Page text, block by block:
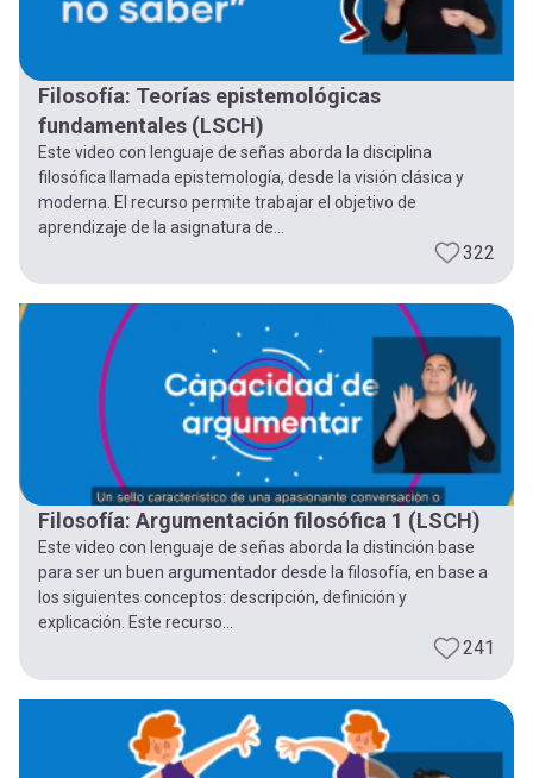
Filosofía: Teorías epistemológicas
fundamentales (LSCH)
Este video con lenguaje de señas aborda la disciplina
filosófica llamada epistemología, desde la visión clásica y
moderna. El recurso permite trabajar el objetivo de
aprendizaje de la asignatura de...
322
Filosofía: Argumentación filosófica 1 (LSCH)
Este video con lenguaje de señas aborda la distinción base
para ser un buen argumentador desde la filosofía, en base a
los siguientes conceptos: descripción, definición y
explicación. Este recurso...
241